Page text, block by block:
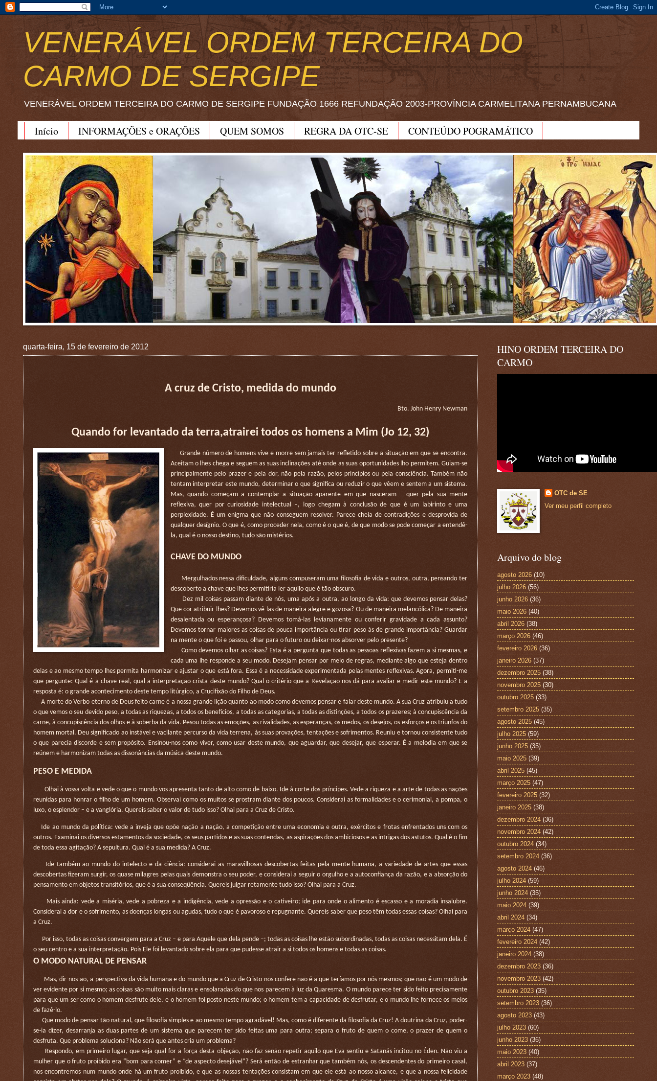
VENERÁVEL ORDEM TERCEIRA DO
CARMO DE SERGIPE
VENERÁVEL ORDEM TERCEIRA DO CARMO DE SERGIPE FUNDAÇÃO 1666 REFUNDAÇÃO 2003-PROVÍNCIA CARMELITANA PERNAMBUCANA
Início INFORMAÇÕES e ORAÇÕES QUEM SOMOS REGRA DA OTC-SE
CONTEÚDO POGRAMÁTICO
quarta-feira, 15 de fevereiro de 2012
A cruz de Cristo, medida do mundo
Bto. John Henry Newman
Quando for levantado da terra,atrairei todos os homens a Mim (Jo 12, 32)
Grande número de homens vive e morre sem jamais ter refletido sobre a situação em que se encontra.
Aceitam o lhes chega e seguem as suas inclinações até onde as suas oportunidades lho permitem. Guiam-se
principalmente pelo prazer e pela dor, não pela razão, pelos princípios ou pela consciência. Também não
tentam interpretar este mundo, determinar o que significa ou reduzir o que vêem e sentem a um sistema.
Mas, quando começam a contemplar a situação aparente em que nasceram – quer pela sua mente
reflexiva, quer por curiosidade intelectual –, logo chegam à conclusão de que é um labirinto e uma
perplexidade. É um enigma que não conseguem resolver. Parece cheia de contradições e desprovida de
qualquer desígnio. O que é, como proceder nela, como é o que é, de que modo se pode começar a entendê-
la, qual é o nosso destino, tudo são mistérios.
CHAVE DO MUNDO
Mergulhados nessa dificuldade, alguns compuseram uma filosofia de vida e outros, outra, pensando ter
descoberto a chave que lhes permitiria ler aquilo que é tão obscuro.
Dez mil coisas passam diante de nós, uma após a outra, ao longo da vida: que devemos pensar delas?
Que cor atribuir-lhes? Devemos vê-las de maneira alegre e gozosa? Ou de maneira melancólica? De maneira
desalentada ou esperançosa? Devemos tomá-las levianamente ou conferir gravidade a cada assunto?
Devemos tornar maiores as coisas de pouca importância ou tirar peso às de grande importância? Guardar
na mente o que foi e passou, olhar para o futuro ou deixar-nos absorver pelo presente?
Como devemos olhar as coisas? Esta é a pergunta que todas as pessoas reflexivas fazem a si mesmas, e
cada uma lhe responde a seu modo. Desejam pensar por meio de regras, mediante algo que esteja dentro
delas e ao mesmo tempo lhes permita harmonizar e ajustar o que está fora. Essa é a necessidade experimentada pelas mentes reflexivas. Agora, permiti-me
que pergunte: Qual é a chave real, qual a interpretação cristã deste mundo? Qual o critério que a Revelação nos dá para avaliar e medir este mundo? E a
resposta é: o grande acontecimento deste tempo litúrgico, a Crucifixão do Filho de Deus.
A morte do Verbo eterno de Deus feito carne é a nossa grande lição quanto ao modo como devemos pensar e falar deste mundo. A sua Cruz atribuiu a tudo
o que vemos o seu devido peso, a todas as riquezas, a todos os benefícios, a todas as categorias, a todas as distinções, a todos os prazeres; à concupiscência da
carne, à concupiscência dos olhos e à soberba da vida. Pesou todas as emoções, as rivalidades, as esperanças, os medos, os desejos, os esforços e os triunfos do
homem mortal. Deu significado ao instável e vacilante percurso da vida terrena, às suas provações, tentações e sofrimentos. Reuniu e tornou consistente tudo
o que parecia discorde e sem propósito. Ensinou-nos como viver, como usar deste mundo, que aguardar, que desejar, que esperar. É a melodia em que se
reúnem e harmonizam todas as dissonâncias da música deste mundo.
PESO E MEDIDA
Olhai à vossa volta e vede o que o mundo vos apresenta tanto de alto como de baixo. Ide à corte dos príncipes. Vede a riqueza e a arte de todas as nações
reunidas para honrar o filho de um homem. Observai como os muitos se prostram diante dos poucos. Considerai as formalidades e o cerimonial, a pompa, o
luxo, o esplendor – e a vanglória. Quereis saber o valor de tudo isso? Olhai para a Cruz de Cristo.
Ide ao mundo da política: vede a inveja que opõe nação a nação, a competição entre uma economia e outra, exércitos e frotas enfrentados uns com os
outros. Examinai os diversos estamentos da sociedade, os seus partidos e as suas contendas, as aspirações dos ambiciosos e as intrigas dos astutos. Qual é o fim
de toda essa agitação? A sepultura. Qual é a sua medida? A Cruz.
Ide também ao mundo do intelecto e da ciência: considerai as maravilhosas descobertas feitas pela mente humana, a variedade de artes que essas
descobertas fizeram surgir, os quase milagres pelas quais demonstra o seu poder, e considerai a seguir o orgulho e a autoconfiança da razão, e a absorção do
pensamento em objetos transitórios, que é a sua conseqüência. Quereis julgar retamente tudo isso? Olhai para a Cruz.
Mais ainda: vede a miséria, vede a pobreza e a indigência, vede a opressão e o cativeiro; ide para onde o alimento é escasso e a moradia insalubre.
Considerai a dor e o sofrimento, as doenças longas ou agudas, tudo o que é pavoroso e repugnante. Quereis saber que peso têm todas essas coisas? Olhai para
a Cruz.
Por isso, todas as coisas convergem para a Cruz – e para Aquele que dela pende –; todas as coisas lhe estão subordinadas, todas as coisas necessitam dela. É
o seu centro e a sua interpretação. Pois Ele foi levantado sobre ela para que pudesse atrair a si todos os homens e todas as coisas.
O MODO NATURAL DE PENSAR
Mas, dir-nos-ão, a perspectiva da vida humana e do mundo que a Cruz de Cristo nos confere não é a que teríamos por nós mesmos; que não é um modo de
ver evidente por si mesmo; as coisas são muito mais claras e ensolaradas do que nos parecem à luz da Quaresma. O mundo parece ter sido feito precisamente
para que um ser como o homem desfrute dele, e o homem foi posto neste mundo; o homem tem a capacidade de desfrutar, e o mundo lhe fornece os meios
de fazê-lo.
Que modo de pensar tão natural, que filosofia simples e ao mesmo tempo agradável! Mas, como é diferente da filosofia da Cruz! A doutrina da Cruz, poder-
se-ia dizer, desarranja as duas partes de um sistema que parecem ter sido feitas uma para outra; separa o fruto de quem o come, o prazer de quem o
desfruta. Que problema soluciona? Não será que antes cria um problema?
Respondo, em primeiro lugar, que seja qual for a força desta objeção, não faz senão repetir aquilo que Eva sentiu e Satanás incitou no Éden. Não viu a
mulher que o fruto proibido era “bom para comer” e “de aspecto desejável”? Será então de estranhar que também nós, os descendentes do primeiro casal,
nos encontremos num mundo onde há um fruto proibido, e que as nossas tentações consistam em que ele está ao nosso alcance, e que a nossa felicidade
HINO ORDEM TERCEIRA DO
CARMO
OTC de SE
Ver meu perfil completo
Arquivo do blog
agosto 2026 (10)
julho 2026 (56)
junho 2026 (36)
maio 2026 (40)
abril 2026 (38)
março 2026 (46)
fevereiro 2026 (36)
janeiro 2026 (37)
dezembro 2025 (38)
novembro 2025 (30)
outubro 2025 (33)
setembro 2025 (35)
agosto 2025 (45)
julho 2025 (59)
junho 2025 (35)
maio 2025 (39)
abril 2025 (45)
março 2025 (47)
fevereiro 2025 (32)
janeiro 2025 (38)
dezembro 2024 (36)
novembro 2024 (42)
outubro 2024 (34)
setembro 2024 (36)
agosto 2024 (46)
julho 2024 (59)
junho 2024 (35)
maio 2024 (39)
abril 2024 (34)
março 2024 (47)
fevereiro 2024 (42)
janeiro 2024 (38)
dezembro 2023 (36)
novembro 2023 (42)
outubro 2023 (35)
setembro 2023 (36)
agosto 2023 (43)
julho 2023 (60)
junho 2023 (36)
maio 2023 (40)
abril 2023 (37)
março 2023 (48)